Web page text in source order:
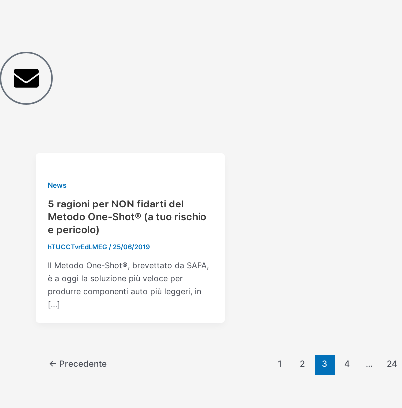
News
5 ragioni per NON fidarti del
Metodo One-Shot® (a tuo rischio
e pericolo)
hTUCCTvrEdLMEG / 25/06/2019
Il Metodo One-Shot®, brevettato da SAPA,
è a oggi la soluzione più veloce per
produrre componenti auto più leggeri, in
[…]
← Precedente 1 2 3 4 … 24